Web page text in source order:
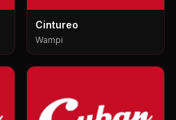
Cintureo
Wampi